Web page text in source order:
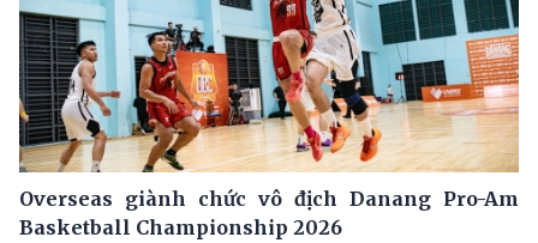
Overseas giành chức vô địch Danang Pro-Am
Basketball Championship 2026